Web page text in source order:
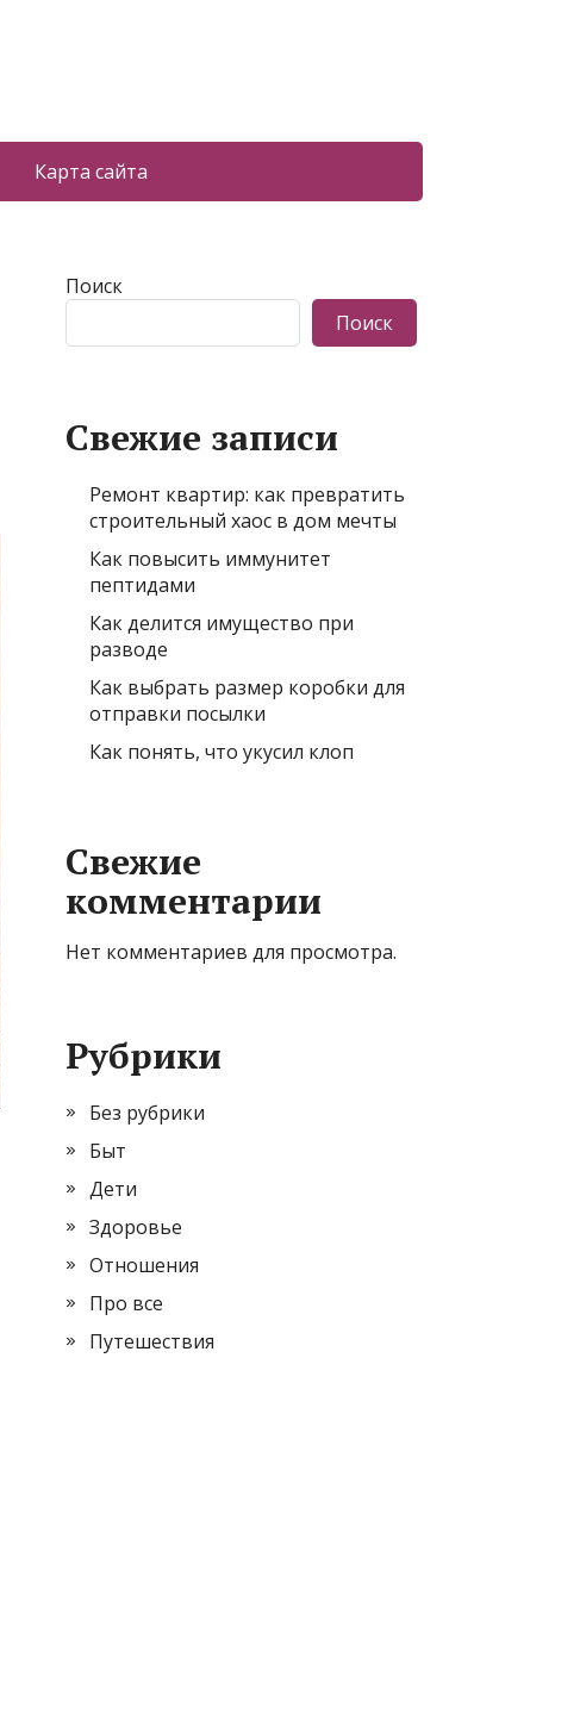
Карта сайта
Поиск
Поиск
Свежие записи
Ремонт квартир: как превратить
строительный хаос в дом мечты
Как повысить иммунитет
пептидами
Как делится имущество при
разводе
Как выбрать размер коробки для
отправки посылки
Как понять, что укусил клоп
Свежие
комментарии
Нет комментариев для просмотра.
Рубрики
Без рубрики
Быт
Дети
Здоровье
Отношения
Про все
Путешествия